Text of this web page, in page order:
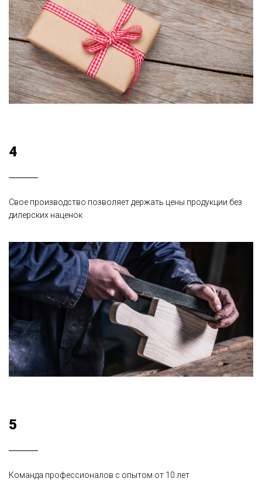
4
Свое производство позволяет держать цены продукции без
дилерских наценок
5
Команда профессионалов с опытом от 10 лет